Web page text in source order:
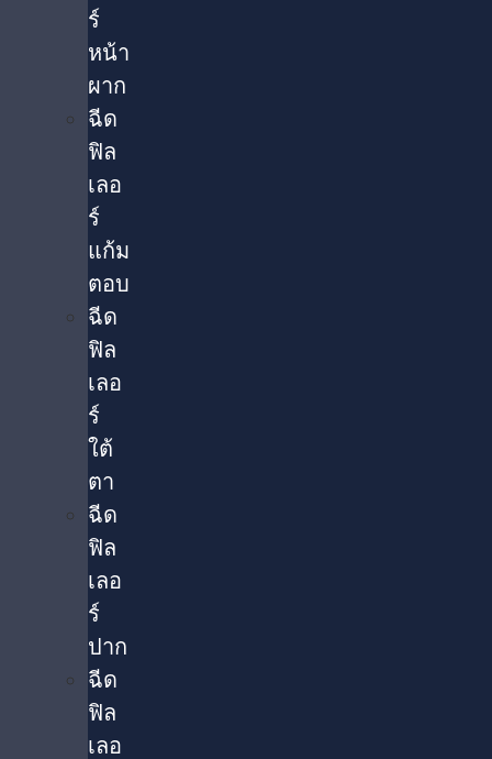
ร์
หน้า
ผาก
ฉีด
ฟิล
เลอ
ร์
แก้ม
ตอบ
ฉีด
ฟิล
เลอ
ร์
ใต้
ตา​
ฉีด
ฟิล
เลอ
ร์
ปาก
ฉีด
ฟิล
เลอ